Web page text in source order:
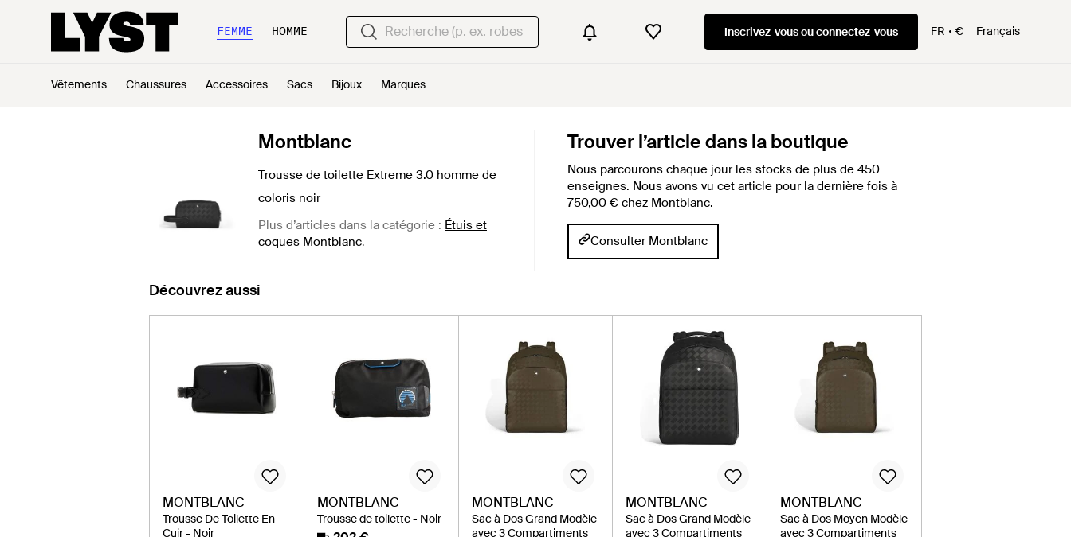
FEMME HOMME Inscrivez-vous ou connectez-vous FR € Français
Vêtements Chaussures Accessoires Sacs Bijoux Marques
Montblanc
Trousse de toilette Extreme 3.0 homme de
coloris noir
Plus d’articles dans la catégorie : Étuis et
coques Montblanc.
Trouver l’article dans la boutique
Nous parcourons chaque jour les stocks de plus de 450
enseignes. Nous avons vu cet article pour la dernière fois à
750,00 € chez Montblanc.
Consulter Montblanc
Découvrez aussi
MONTBLANC
Trousse De Toilette En
Cuir - Noir
MONTBLANC
Trousse de toilette - Noir
MONTBLANC
Sac à Dos Grand Modèle
avec 3 Compartiments
MONTBLANC
Sac à Dos Grand Modèle
avec 3 Compartiments
MONTBLANC
Sac à Dos Moyen Modèle
avec 3 Compartiments